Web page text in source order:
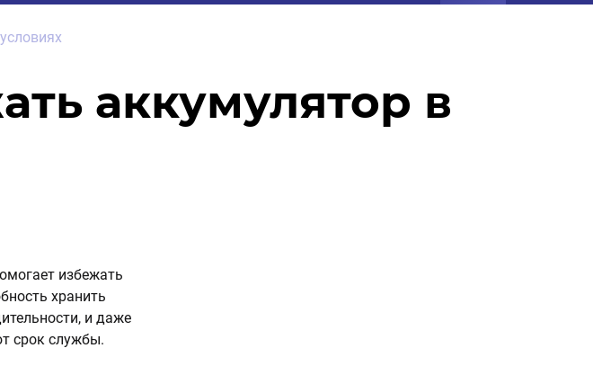
аккумулятор в
избежать
хранить
и даже
срок службы.